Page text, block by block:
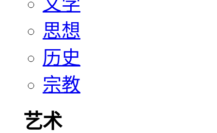
思想
历史
宗教
艺术